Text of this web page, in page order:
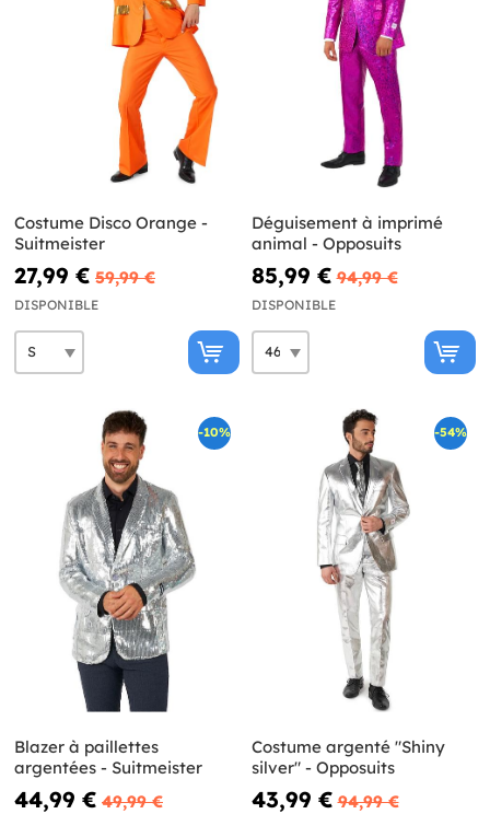
Costume Disco Orange -
Suitmeister
27,99 € 59,99 €
DISPONIBLE
Déguisement à imprimé
animal - Opposuits
85,99 € 94,99 €
DISPONIBLE
-10%
Blazer à paillettes
argentées - Suitmeister
44,99 € 49,99 €
-54%
Costume argenté "Shiny
silver" - Opposuits
43,99 € 94,99 €